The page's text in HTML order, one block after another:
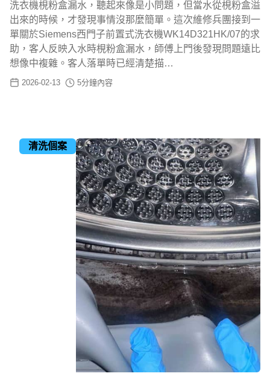
洗衣機梘粉盒漏水，聽起來像是小問題，但當水從梘粉盒溢
出來的時候，才發現事情沒那麼簡單。這次維修兵團接到一
單關於Siemens西門子前置式洗衣機WK14D321HK/07的求
助，客人反映入水時梘粉盒漏水，師傅上門後發現問題遠比
想像中複雜。客人落單時已經清楚描…
2026-02-13 5分鐘內容
清洗個案